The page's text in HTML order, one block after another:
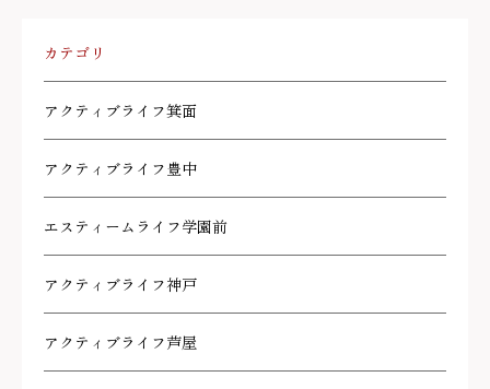
カテゴリ
アクティブライフ箕面
アクティブライフ豊中
エスティームライフ学園前
アクティブライフ神戸
アクティブライフ芦屋